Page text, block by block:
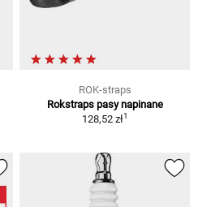
ROK-straps
Rokstraps pasy napinane
128,52 zł1